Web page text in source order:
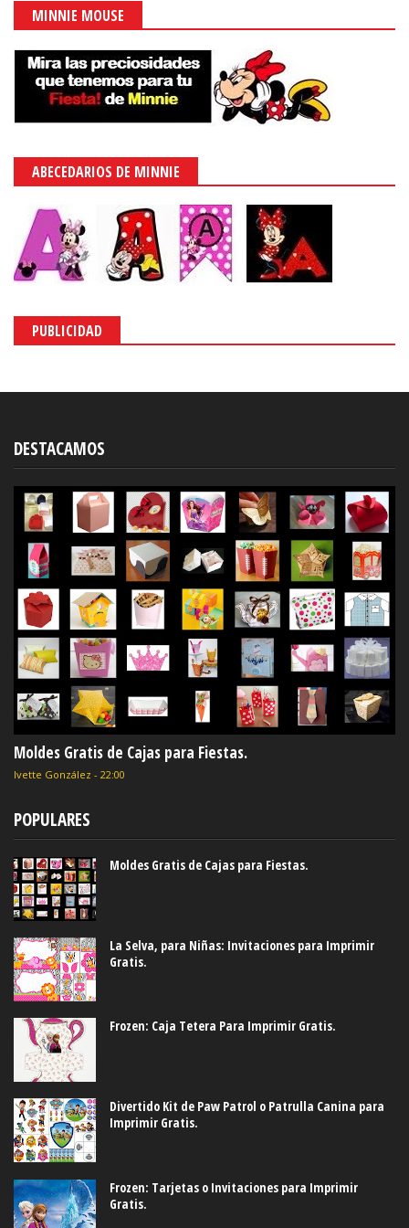
MINNIE MOUSE
ABECEDARIOS DE MINNIE
PUBLICIDAD
DESTACAMOS
Moldes Gratis de Cajas para Fiestas.
Ivette González - 22:00
POPULARES
Moldes Gratis de Cajas para Fiestas.
La Selva, para Niñas: Invitaciones para Imprimir
Gratis.
Frozen: Caja Tetera Para Imprimir Gratis.
Divertido Kit de Paw Patrol o Patrulla Canina para
Imprimir Gratis.
Frozen: Tarjetas o Invitaciones para Imprimir
Gratis.